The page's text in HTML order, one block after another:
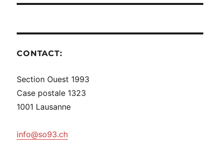
CONTACT:
Section Ouest 1993
Case postale 1323
1001 Lausanne
info@so93.ch